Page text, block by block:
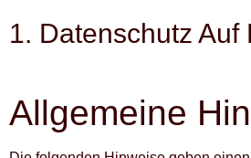
1. Datenschutz Auf
Allgemeine